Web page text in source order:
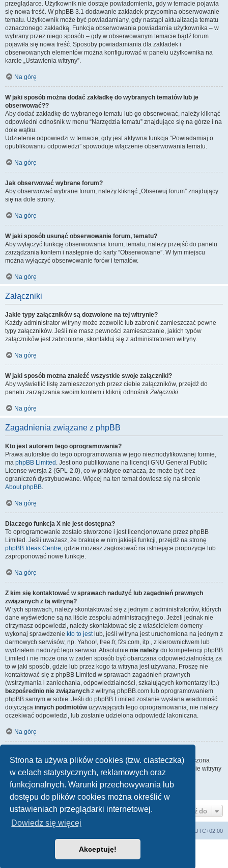
Strona ta używa plików cookies (tzw. ciasteczka)
w celach statystycznych, reklamowych oraz
funkcjonalnych. Warunki przechowywania lub
dostępu do plików cookies można określić w
ustawieniach przeglądarki internetowej.
Dowiedz się więcej
Akceptuję!
przeglądarce. Użytkownik nie dostaje powiadomienia, gdy w temacie pojawia
się nowa treść. W phpBB 3.1 dodawanie zakładek przypomina obserwowanie
tematu. Użytkownik może być powiadamiany, gdy nastąpi aktualizacja tematu
oznaczonego zakładką. Funkcja obserwowania powiadamia użytkownika – w
wybrany przez niego sposób – gdy w obserwowanym temacie bądź forum
pojawiła się nowa treść. Sposoby powiadamiania dla zakładek i
obserwowanych elementów można konfigurować w panelu użytkownika na
karcie „Ustawienia witryny”.
Na górę
W jaki sposób można dodać zakładkę do wybranych tematów lub je
obserwować??
Aby dodać zakładkę do wybranego tematu lub go obserwować, należy kliknąć
odpowiedni odnośnik w menu “Narzędzia tematu” znajdujące się na górze i na
dole wątku.
Udzielenie odpowiedzi w temacie, gdy jest aktywna funkcja “Powiadamiaj o
opublikowaniu odpowiedzi” spowoduje włączenie obserwowania tematu.
Na górę
Jak obserwować wybrane forum?
Aby obserwować wybrane forum, należy kliknąć „Obserwuj forum” znajdujący
się na dole strony.
Na górę
W jaki sposób usunąć obserwowanie forum, tematu?
Aby wyłączyć funkcję obserwowania forum, tematu, należy przejść do panelu
zarządzania kontem i następnie do karty “Obserwowane”. W tym miejscu
można wyłączyć obserwowanie forów i tematów.
Na górę
Załączniki
Jakie typy załączników są dozwolone na tej witrynie?
Każdy administrator witryny może zezwolić lub zabronić zamieszczać pewne
typy załączników. Jeśli nie masz pewności zamieszczanie, jakich typów
załączników jest zabronione, skontaktuj się z administratorem witryny.
Na górę
W jaki sposób można znaleźć wszystkie swoje załączniki?
Aby wyświetlić listę zamieszczonych przez ciebie załączników, przejdź do
panelu zarządzania swoim kontem i kliknij odnośnikZałączniki.
Na górę
Zagadnienia związane z phpBB
Kto jest autorem tego oprogramowania?
Prawa autorskie do tego oprogramowania w jego niezmodyfikowanej formie,
ma phpBB Limited . Jest ono publikowane na licencji GNU General Public
License wersja 2 (GPL-2.0), co w praktyce oznacza, że może być bez
ograniczeń dystrybuowane. Więcej na ten temat dowiesz się na stronie
About phpBB.
Na górę
Dlaczego funkcja X nie jest dostępna?
To oprogramowanie zostało stworzone i jest licencjonowane przez phpBB
Limited. Jeśli uważasz, że brakuje w nim jakiejś funkcji, przejdź na stronę
phpBB Ideas Centre, gdzie możesz zagłosować na istniejące propozycje lub
zaproponować nowe funkcje.
Na górę
Z kim się kontaktować w sprawach nadużyć lub zagadnień prawnych
związanych z tą witryną?
W tych sprawach, należy skontaktować się z jednym z administratorów, których
dane wyświetlone są na liście zespołu administracyjnego. Jeżeli jednak nie
otrzymasz odpowiedzi, należy skontaktować się z właścicielem domeny –
wykonaj sprawdzenie kto to jestlub, jeśli witryna jest uruchomiona na jednym z
darmowych serwisów, np. Yahoo!, free.fr, f2s.com, itp., z kierownictwem lub
wydziałem nadużyć tego serwisu. Absolutnie nie należy do kompetencji phpBB
Limited i nie może ona w żaden sposób być obarczana odpowiedzialnością za
to w jaki sposób, gdzie lub przez kogo ta witryna jest używana. Proszę nie
kontaktować się z phpBB Limited w sprawach zagadnień prawnych
(wstrzymania i zaniechania, odpowiedzialności, szkalujących komentarzy itp.)
bezpośrednio nie związanych z witryną phpBB.com lub oprogramowaniem
phpBB samym w sobie. Jeśli do phpBB Limited zostanie wysłana wiadomość
dotycząca innych podmiotówużywających tego oprogramowania, nie należy
oczekiwać odpowiedzi, lub zostanie udzielona odpowiedź lakoniczna.
Na górę
Wszyscy użytkownicy witryny mogą używać – jeśli funkcja ta jest włączona
przez administratora witryny – formularza „Kontakt z nami”. Członkowie witryny
mogą także używać odnośnika „Zespół administracyjny”.
Na górę
Przejdź do
UTC+02:00
Technologię dostarczaphpBB® Forum Software © phpBB Limited
Polski pakiet językowy dostarcza